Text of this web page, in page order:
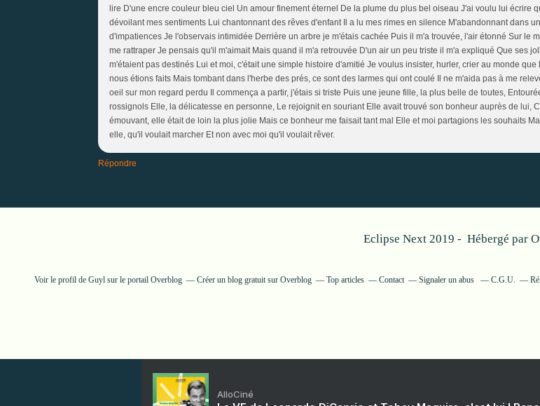
lire D'une encre couleur bleu ciel Un amour finement éternel De la plume du plus bel oiseau J'ai voulu lui écrire
dévoilant mes sentiments Lui chantonnant des rêves d'enfant Il a lu mes rimes en silence M'abandonnant dans
d'impatiences Je l'observais intimidée Derrière un arbre je m'étais cachée Puis il m'a trouvée, l'air étonné Sur le
me rattraper Je pensais qu'il m'aimait Mais quand il m'a retrouvée D'un air un peu triste il m'a expliqué Que ses
m'étaient pas destinés Lui et moi, c'était une simple histoire d'amitié Je voulus insister, hurler, crier au monde que
nous étions faits Mais tombant dans l'herbe des prés, ce sont des larmes qui ont coulé Il ne m'aida pas à me
oeil sur mon regard perdu Il commença a partir, j'étais si triste Puis une jeune fille, la plus belle de toutes,
rossignols Elle, la délicatesse en personne, Le rejoignit en souriant Elle avait trouvé son bonheur auprès de lui,
émouvant, elle était de loin la plus jolie Mais ce bonheur me faisait tant mal Elle et moi partagions les souhaits
elle, qu'il voulait marcher Et non avec moi qu'il voulait rêver.
Répondre
Eclipse Next 2019 - Hébergé par
Voir le profil de Guylsur le portail Overblog Créer un blog gratuit sur Overblog Top articles Contact Signaler un abus C.G.U.
AlloCiné